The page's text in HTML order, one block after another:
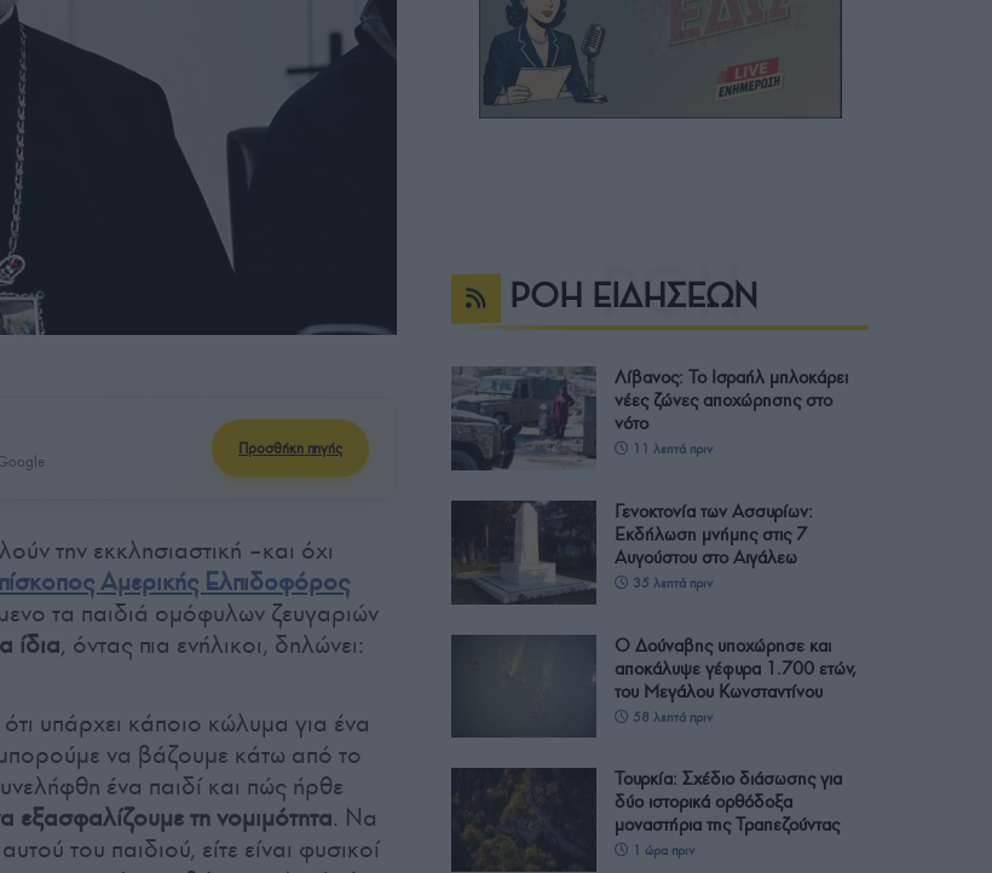
Προσθήκη πηγής
την εκκλησιαστική –και όχι
Αμερικής Ελπιδοφόρος
τα παιδιά ομόφυλων ζευγαριών
ίδια, όντας πια ενήλικοι, δηλώνει:
υπάρχει κάποιο κώλυμα για ένα
να βάζουμε κάτω από το
ένα παιδί και πώς ήρθε
εξασφαλίζουμε τη νομιμότητα. Να
του παιδιού, είτε είναι φυσικοί
ΡΟΗ ΕΙΔΗΣΕΩΝ
Λίβανος: Το Ισραήλ μπλοκάρει
νέες ζώνες αποχώρησης στο
νότο
11 λεπτά πριν
Γενοκτονία των Ασσυρίων:
Εκδήλωση μνήμης στις 7
Αυγούστου στο Αιγάλεω
35 λεπτά πριν
Ο Δούναβης υποχώρησε και
αποκάλυψε γέφυρα 1.700 ετών,
του Μεγάλου Κωνσταντίνου
58 λεπτά πριν
Τουρκία: Σχέδιο διάσωσης για
δύο ιστορικά ορθόδοξα
μοναστήρια της Τραπεζούντας
1 ώρα πριν